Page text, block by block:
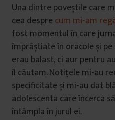
Una dintre poveștile care
cea despre cum mi-am
fost momentul în care
împrăștiate în oracole și
erau balast, ci aur pentru
îl căutam. Notițele mi-au
specificitate și mi-au dat
adolescenta care încerca
întâmpla în jurul ei.